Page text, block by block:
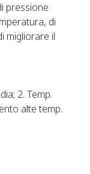
pressione
di
migliorare il
2. Temp.
alte temp.